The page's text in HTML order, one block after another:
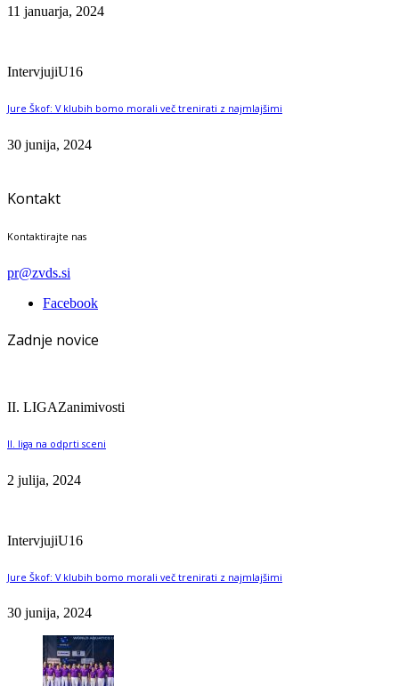
11 januarja, 2024
IntervjujiU16
Jure Škof: V klubih bomo morali več trenirati z najmlajšimi
30 junija, 2024
Kontakt
Kontaktirajte nas
pr@zvds.si
Facebook
Zadnje novice
II. LIGAZanimivosti
II. liga na odprti sceni
2 julija, 2024
IntervjujiU16
Jure Škof: V klubih bomo morali več trenirati z najmlajšimi
30 junija, 2024